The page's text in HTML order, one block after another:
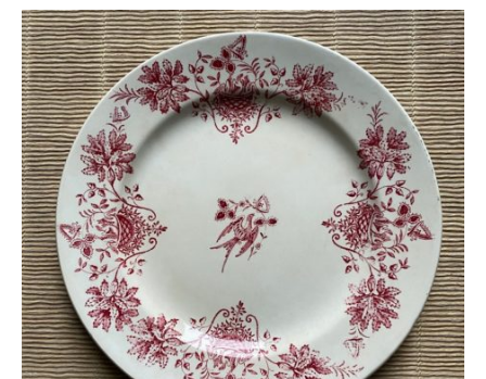
Déco
Mobilier
Vaisselle ancienne
Jouets anciens
Tissus
Patchwork
Mercerie
Dressing
Linge ancien